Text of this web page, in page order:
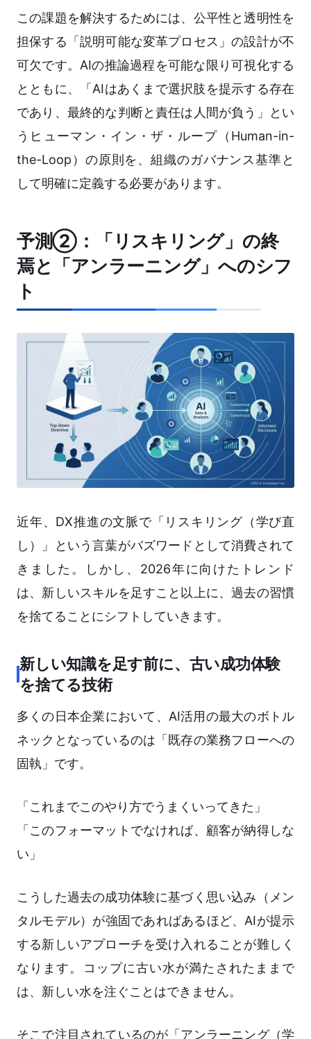
この課題を解決するためには、公平性と透明性を
担保する「説明可能な変革プロセス」の設計が不
可欠です。AIの推論過程を可能な限り可視化する
とともに、「AIはあくまで選択肢を提示する存在
であり、最終的な判断と責任は人間が負う」とい
うヒューマン・イン・ザ・ループ（Human-in-
the-Loop）の原則を、組織のガバナンス基準と
して明確に定義する必要があります。
予測②：「リスキリング」の終
焉と「アンラーニング」へのシフ
ト
近年、DX推進の文脈で「リスキリング（学び直
し）」という言葉がバズワードとして消費されて
きました。しかし、2026年に向けたトレンド
は、新しいスキルを足すこと以上に、過去の習慣
を捨てることにシフトしていきます。
新しい知識を足す前に、古い成功体験
を捨てる技術
多くの日本企業において、AI活用の最大のボトル
ネックとなっているのは「既存の業務フローへの
固執」です。
「これまでこのやり方でうまくいってきた」
「このフォーマットでなければ、顧客が納得しな
い」
こうした過去の成功体験に基づく思い込み（メン
タルモデル）が強固であればあるほど、AIが提示
する新しいアプローチを受け入れることが難しく
なります。コップに古い水が満たされたままで
は、新しい水を注ぐことはできません。
そこで注目されているのが「アンラーニング（学